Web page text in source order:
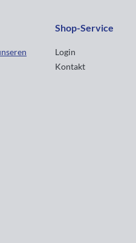
Shop-Service
Login
Kontakt